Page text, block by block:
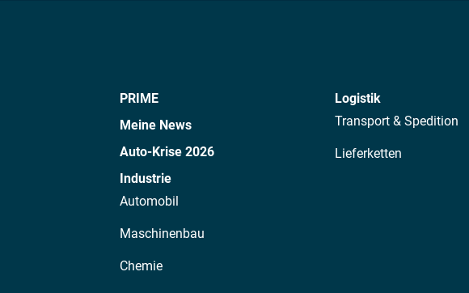
PRIME
Meine News
Auto-Krise 2026
Industrie
Automobil
Maschinenbau
Chemie
Logistik
Transport & Spedition
Lieferketten